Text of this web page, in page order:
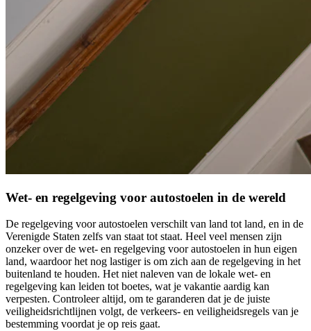
Wet- en regelgeving voor autostoelen in de wereld
De regelgeving voor autostoelen verschilt van land tot land, en in de
Verenigde Staten zelfs van staat tot staat. Heel veel mensen zijn
onzeker over de wet- en regelgeving voor autostoelen in hun eigen
land, waardoor het nog lastiger is om zich aan de regelgeving in het
buitenland te houden. Het niet naleven van de lokale wet- en
regelgeving kan leiden tot boetes, wat je vakantie aardig kan
verpesten. Controleer altijd, om te garanderen dat je de juiste
veiligheidsrichtlijnen volgt, de verkeers- en veiligheidsregels van je
bestemming voordat je op reis gaat.